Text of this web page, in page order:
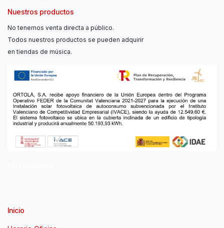
Nuestros productos
No tenemos venta directa a público.
Todos nuestros productos se pueden adquirir
en tiendas de música.
Inicio